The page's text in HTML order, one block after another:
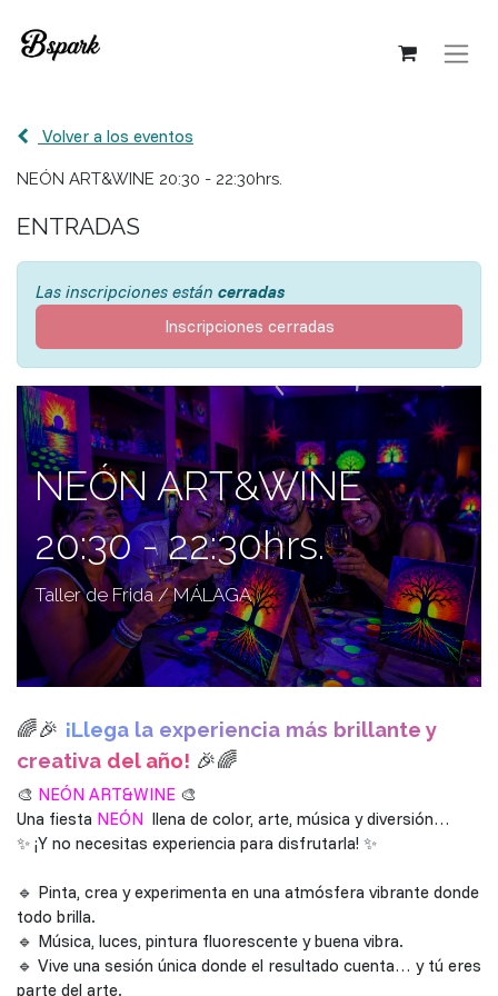
Volver a los eventos
NEÓN ART&WINE 20:30 - 22:30hrs.
ENTRADAS
Las inscripciones están cerradas
Inscripciones cerradas
NEÓN ART&WINE
20:30 - 22:30hrs.
Taller de Frida / MÁLAGA
🌈🎉 ¡Llega la experiencia más brillante y
creativa del año! 🎉🌈
🎨 NEÓN ART&WINE 🎨
Una fiesta NEÓN llena de color, arte, música y diversión…
✨ ¡Y no necesitas experiencia para disfrutarla! ✨
🔹 Pinta, crea y experimenta en una atmósfera vibrante donde
todo brilla.
🔹 Música, luces, pintura fluorescente y buena vibra.
🔹 Vive una sesión única donde el resultado cuenta… y tú eres
parte del arte.